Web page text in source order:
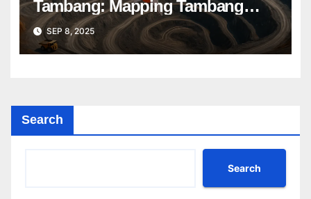
Tambang: Mapping Tambang
Profesional Lebih Cepat & Akurat
SEP 8, 2025
Search
Search